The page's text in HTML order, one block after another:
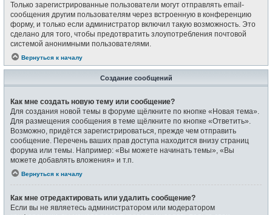
Только зарегистрированные пользователи могут отправлять email-
сообщения другим пользователям через встроенную в конференцию
форму, и только если администратор включил такую возможность. Это
сделано для того, чтобы предотвратить злоупотребления почтовой
системой анонимными пользователями.
Вернуться к началу
Создание сообщений
Как мне создать новую тему или сообщение?
Для создания новой темы в форуме щёлкните по кнопке «Новая тема».
Для размещения сообщения в теме щёлкните по кнопке «Ответить».
Возможно, придётся зарегистрироваться, прежде чем отправить
сообщение. Перечень ваших прав доступа находится внизу страниц
форума или темы. Например: «Вы можете начинать темы», «Вы
можете добавлять вложения» и т.п.
Вернуться к началу
Как мне отредактировать или удалить сообщение?
Если вы не являетесь администратором или модератором